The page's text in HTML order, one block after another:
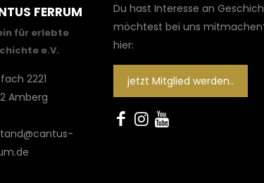
FERRUM
für erlebte
e.V.
2221
Amberg
Du hast Interesse an
möchtest bei uns
hier:
jetzt Mitglied werden..